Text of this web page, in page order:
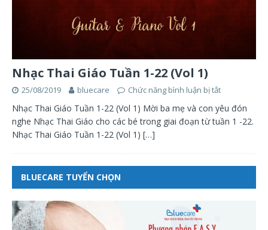
Nhạc Thai Giáo Tuần 1-22 (Vol 1)
25/08/2019 bluecare Chức năng bình luận bị tắt
Nhạc Thai Giáo Tuần 1-22 (Vol 1) Mời ba mẹ và con yêu đón
nghe Nhạc Thai Giáo cho các bé trong giai đoạn từ tuần 1 -22.
Nhạc Thai Giáo Tuần 1-22 (Vol 1) […]
BLUECARE TUYỂN CHỌN